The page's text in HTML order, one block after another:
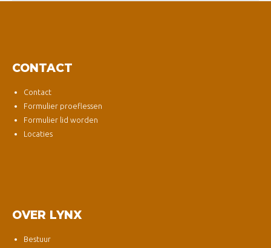
CONTACT
Contact
Formulier proeflessen
Formulier lid worden
Locaties
OVER LYNX
Bestuur